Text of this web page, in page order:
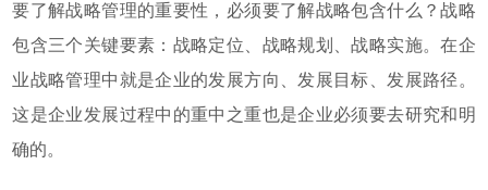
要了解战略管理的重要性，必须要了解战略包含什么？战略
包含三个关键要素：战略定位、战略规划、战略实施。在企
业战略管理中就是企业的发展方向、发展目标、发展路径。
这是企业发展过程中的重中之重也是企业必须要去研究和明
确的。